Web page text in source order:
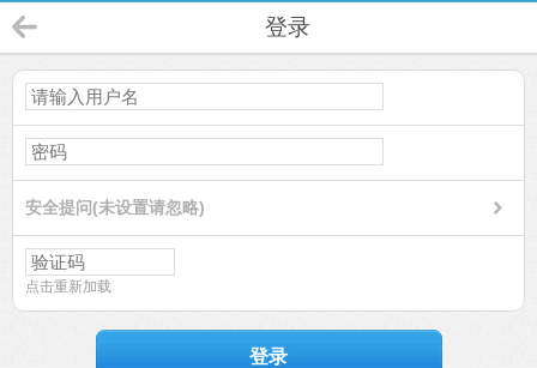
登录
安全提问(未设置请忽略)
点击重新加载
登录